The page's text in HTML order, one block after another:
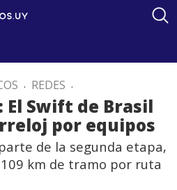
. REDES .
Swift de Brasil
por equipos
de la segunda etapa,
km de tramo por ruta